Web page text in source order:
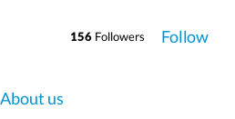
156 Followers Follow
About us